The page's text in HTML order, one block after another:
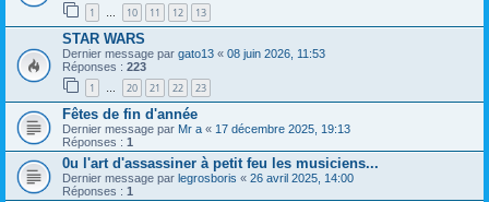
1 … 10 11 12 13
STAR WARS
Dernier message par gato13 « 08 juin 2026, 11:53
Réponses : 223
1 … 20 21 22 23
Fêtes de fin d'année
Dernier message par Mr a « 17 décembre 2025, 19:13
Réponses : 1
0u l'art d'assassiner à petit feu les musiciens...
Dernier message par legrosboris « 26 avril 2025, 14:00
Réponses : 1